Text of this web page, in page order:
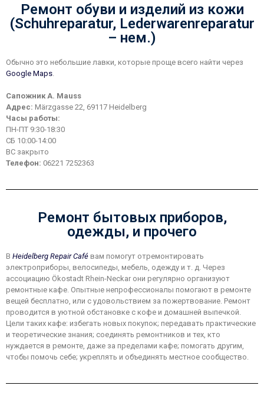
Ремонт обуви и изделий из кожи
(Schuhreparatur, Lederwarenreparatur
– нем.)
Обычно это небольшие лавки, которые проще всего найти через
Google Maps
Сапожник A. Mauss
Адрес: Märzgasse 22, 69117 Heidelberg
Часы работы:
ПН-ПТ 9:30-18:30
СБ 10:00-14:00
ВС закрыто
Телефон: 06221 7252363
Ремонт бытовых приборов,
одежды, и прочего
В Heidelberg Repair Café вам помогут отремонтировать
электроприборы, велосипеды, мебель, одежду и т. д. Через
ассоциацию Ökostadt Rhein-Neckar они регулярно организуют
ремонтные кафе. Опытные непрофессионалы помогают в ремонте
вещей бесплатно, или с удовольствием за пожертвование. Ремонт
проводится в уютной обстановке с кофе и домашней выпечкой.
Цели таких кафе: избегать новых покупок; передавать практические
и теоретические знания; соединять ремонтников и тех, кто
нуждается в ремонте, даже за пределами кафе; помогать другим,
чтобы помочь себе; укреплять и объединять местное сообщество.